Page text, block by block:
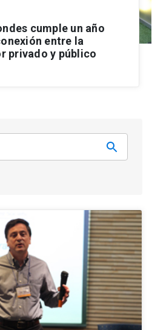
cumple un año
entre la
privado y público